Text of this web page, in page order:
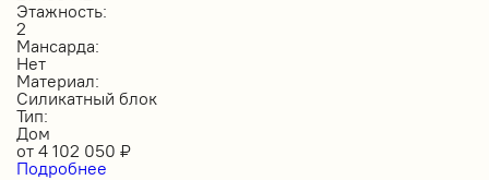
Этажность:
2
Мансарда:
Нет
Материал:
Силикатный блок
Тип:
Дом
от 4 102 050 ₽
Подробнее